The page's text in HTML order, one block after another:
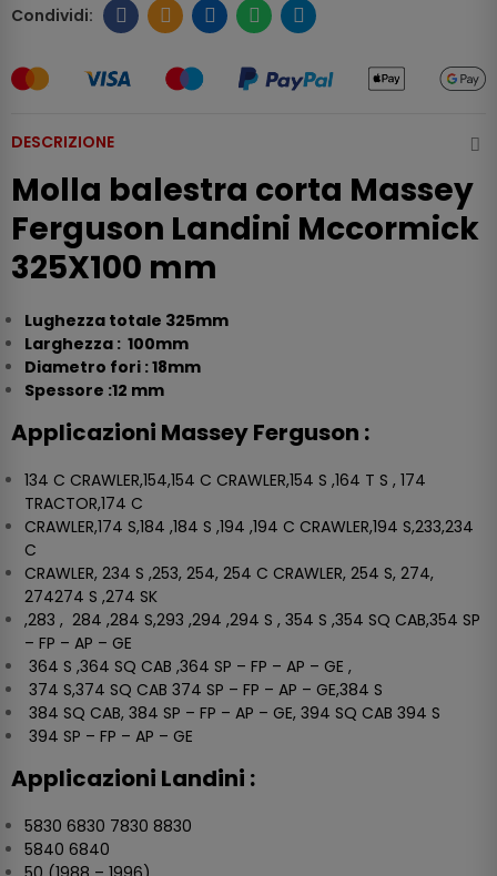
DESCRIZIONE
Molla balestra corta Massey
Ferguson Landini Mccormick
325X100 mm
Lughezza totale 325mm
Larghezza : 100mm
Diametro fori : 18mm
Spessore :12 mm
Applicazioni Massey Ferguson :
134 C CRAWLER,154,154 C CRAWLER,154 S ,164 T S , 174
TRACTOR,174 C
CRAWLER,174 S,184 ,184 S ,194 ,194 C CRAWLER,194 S,233,234
C
CRAWLER, 234 S ,253, 254, 254 C CRAWLER, 254 S, 274,
274274 S ,274 SK
,283 , 284 ,284 S,293 ,294 ,294 S , 354 S ,354 SQ CAB,354 SP
– FP – AP – GE
364 S ,364 SQ CAB ,364 SP – FP – AP – GE ,
374 S,374 SQ CAB 374 SP – FP – AP – GE,384 S
384 SQ CAB, 384 SP – FP – AP – GE, 394 SQ CAB 394 S
394 SP – FP – AP – GE
Applicazioni Landini :
5830 6830 7830 8830
5840 6840